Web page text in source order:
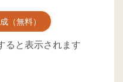
（無料）
ると表示されます